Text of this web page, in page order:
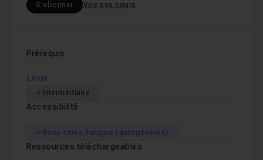
S'abonner Voir ses cours
Prérequis
Linux
Intermédiaire
Accessibilité
Sous-titres français (autogénérés)
Ressources téléchargeables